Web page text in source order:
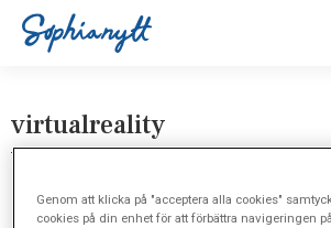
virtualreality
Genom att klicka på "acceptera alla cookies"
cookies på din enhet för att förbättra navigeringen